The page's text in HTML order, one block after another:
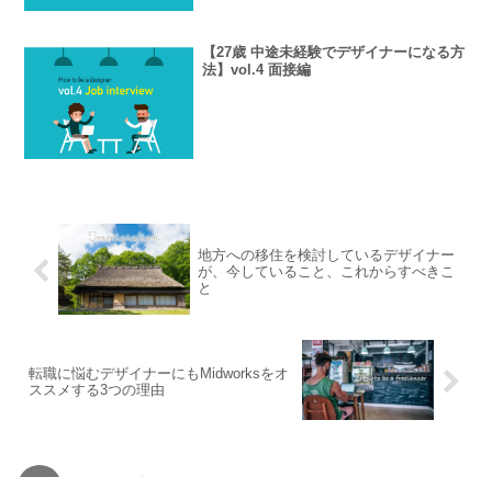
【27歳 中途未経験でデザイナーになる方
法】vol.4 面接編
地方への移住を検討しているデザイナー
が、今していること、これからすべきこ
と
転職に悩むデザイナーにもMidworksをオ
ススメする3つの理由